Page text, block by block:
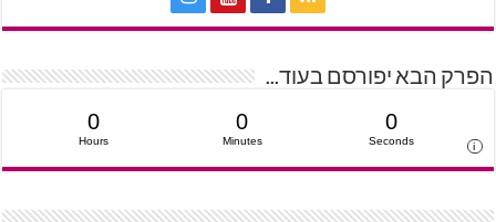
הפרק הבא יפורסם בעוד...
0
Hours
0
Minutes
0
Seconds i